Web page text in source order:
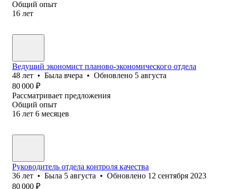
Общий опыт
16 лет
Ведущий экономист планово-экономического отдела
48 лет • Была вчера • Обновлено 5 августа
80 000 ₽
Рассматривает предложения
Общий опыт
16 лет 6 месяцев
Руководитель отдела контроля качества
36 лет • Была 5 августа • Обновлено 12 сентября 2023
80 000 ₽